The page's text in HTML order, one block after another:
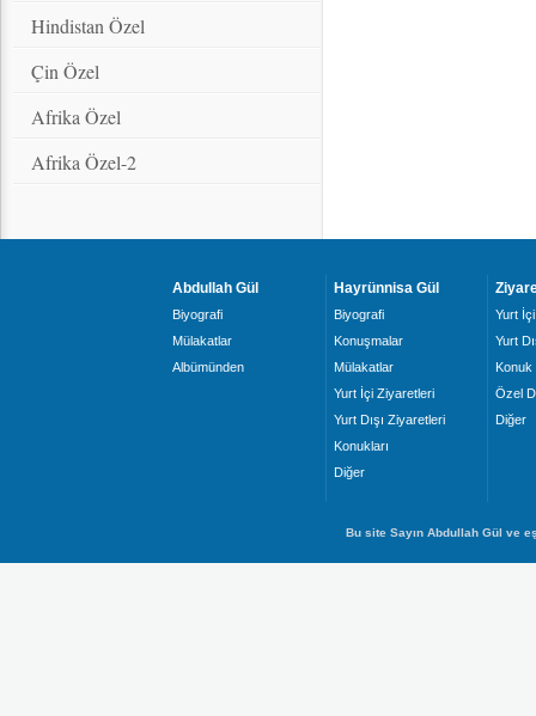
Hindistan Özel
Çin Özel
Afrika Özel
Afrika Özel-2
Abdullah Gül
Biyografi
Mülakatlar
Albümünden
Hayrünnisa Gül
Biyografi
Konuşmalar
Mülakatlar
Yurt İçi Ziyaretleri
Yurt Dışı Ziyaretleri
Konukları
Diğer
Yurt İçi
Yurt
Konuk
Özel
Diğer
Bu site Sayın Abdullah Gül ve